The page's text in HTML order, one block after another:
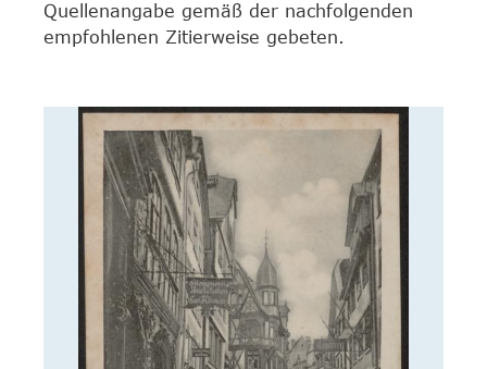
Quellenangabe gemäß der nachfolgenden
empfohlenen Zitierweise gebeten.